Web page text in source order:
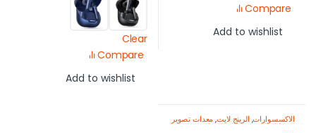
Compare
Add to wishlist
Clear
Compare
Add to wishlist
الاكسسوارات, الرينج لايت, معدات تصوير
الموبايل-اصنع محتواك باحتراف